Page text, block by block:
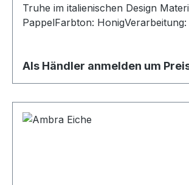
Truhe im italienischen Design
PappelFarbton:
Als Händler anmelden um